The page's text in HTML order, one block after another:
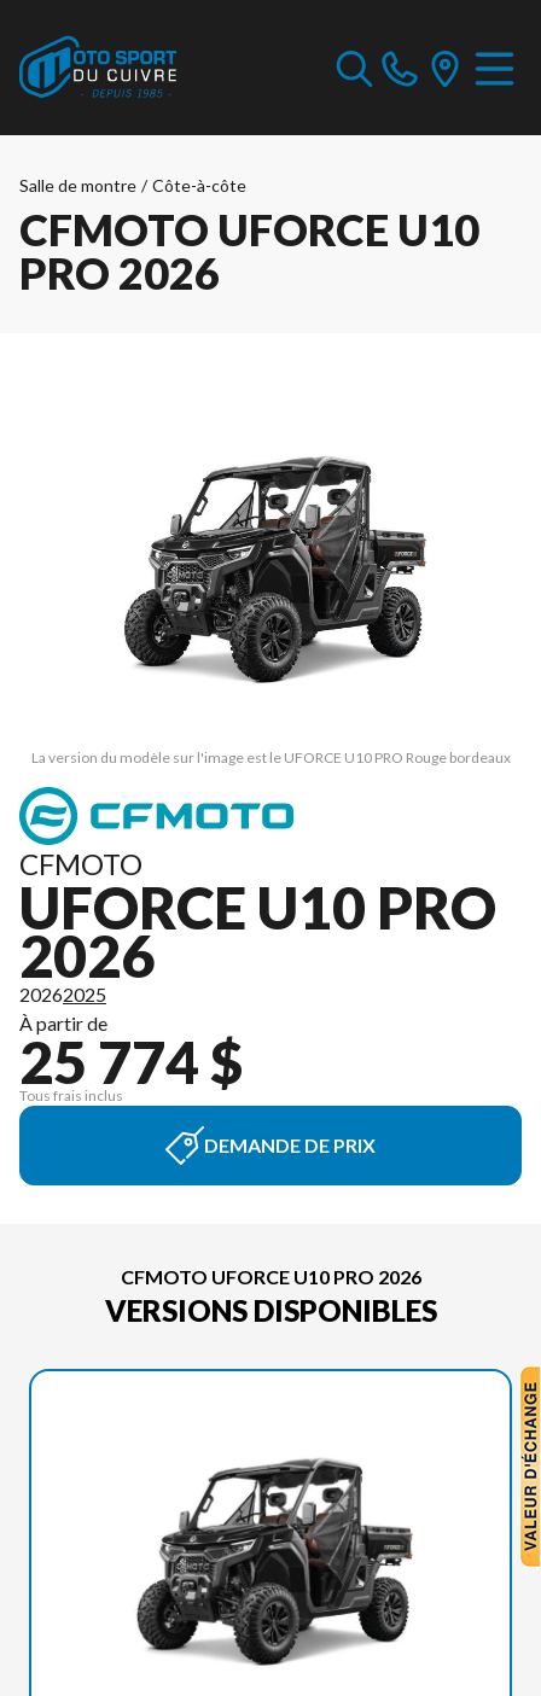
Salle de montre / Côte-à-côte
CFMOTO UFORCE U10
PRO 2026
La version du modèle sur l'image est le UFORCE U10 PRO Rouge bordeaux
CFMOTO
UFORCE U10 PRO
2026
20262025
À partir de
25 774 $
Tous frais inclus
DEMANDE DE PRIX
CFMOTO UFORCE U10 PRO 2026
VERSIONS DISPONIBLES